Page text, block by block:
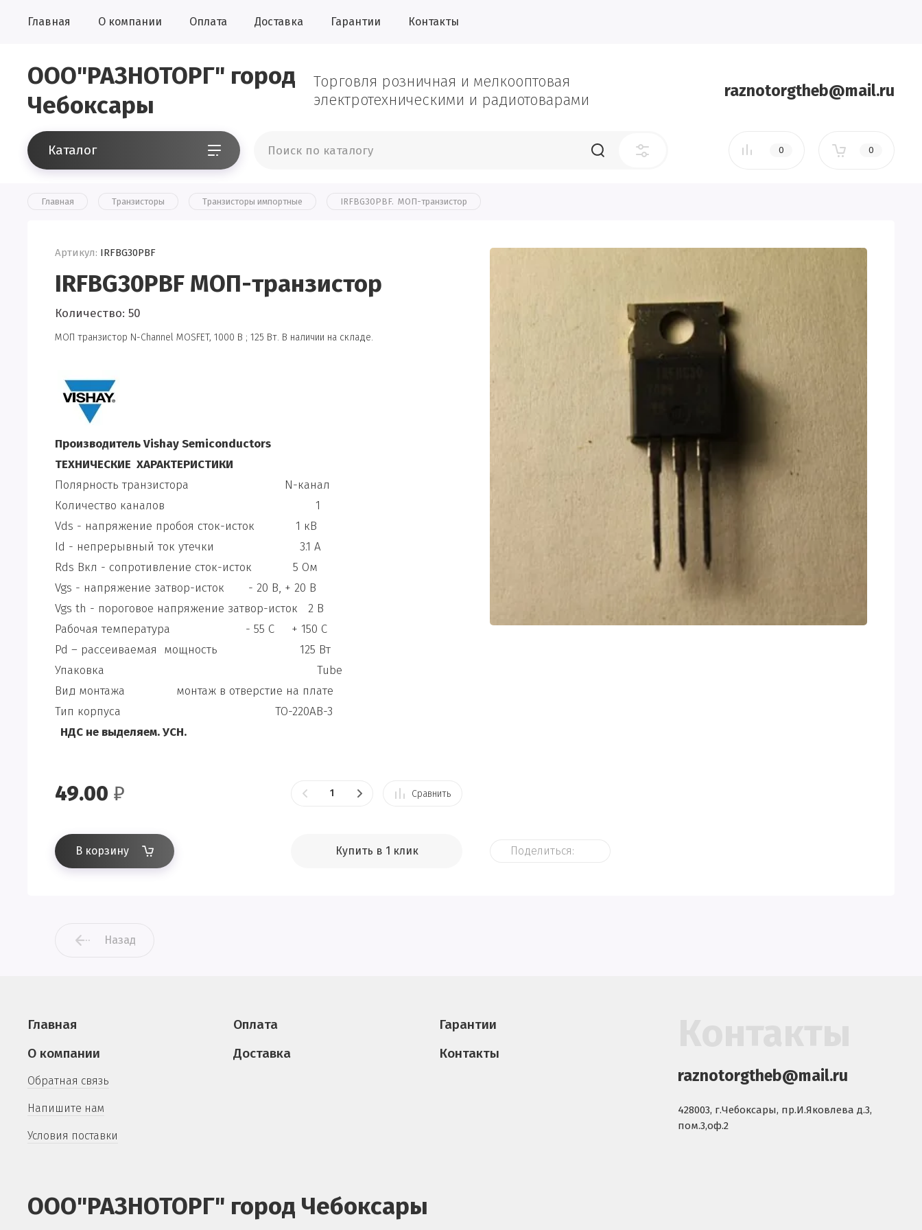
Главная О компании Оплата Доставка Гарантии Контакты
ООО"РАЗНОТОРГ" город
Чебоксары
Торговля розничная и мелкооптовая
электротехническими и радиотоварами
raznotorgtheb@mail.ru
Каталог 0 0
Главная Транзисторы Транзисторы импортные IRFBG30PBF.  МОП-транзистор
Артикул: IRFBG30PBF
IRFBG30PBF МОП-транзистор
Количество: 50
МОП транзистор N-Channel MOSFET, 1000 В ; 125 Вт. В наличии на складе.
Производитель Vishay Semiconductors
ТЕХНИЧЕСКИЕ ХАРАКТЕРИСТИКИ
Полярность транзистора N-канал
Количество каналов 1
Vds - напряжение пробоя сток-исток 1 кВ
Id - непрерывный ток утечки 3.1 A
Rds Вкл - сопротивление сток-исток 5 Ом
Vgs - напряжение затвор-исток - 20 В, + 20 В
Vgs th - пороговое напряжение затвор-исток 2 В
Рабочая температура - 55 C + 150 C
Pd – рассеиваемая мощность 125 Вт
Упаковка Tube
Вид монтажа монтаж в отверстие на плате
Тип корпуса TO-220AB-3
НДС не выделяем. УСН.
49.00 ₽ Сравнить
В корзину Купить в 1 клик Поделиться:
Назад
Главная
О компании
Обратная связь
Напишите нам
Условия поставки
Оплата
Доставка
Гарантии
Контакты
ООО"РАЗНОТОРГ" город Чебоксары
raznotorgtheb@mail.ru
428003, г.Чебоксары, пр.И.Яковлева д.3,
пом.3,оф.2